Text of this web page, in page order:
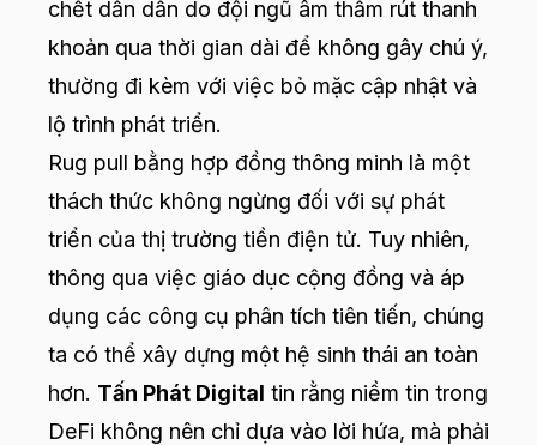
chết dần dần do đội ngũ âm thầm rút thanh
khoản qua thời gian dài để không gây chú ý,
thường đi kèm với việc bỏ mặc cập nhật và
lộ trình phát triển.
Rug pull bằng hợp đồng thông minh là một
thách thức không ngừng đối với sự phát
triển của thị trường tiền điện tử. Tuy nhiên,
thông qua việc giáo dục cộng đồng và áp
dụng các công cụ phân tích tiên tiến, chúng
ta có thể xây dựng một hệ sinh thái an toàn
hơn. Tấn Phát Digital tin rằng niềm tin trong
DeFi không nên chỉ dựa vào lời hứa, mà phải